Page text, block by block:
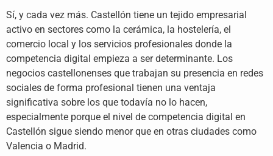
Sí, y cada vez más. Castellón tiene un tejido empresarial
activo en sectores como la cerámica, la hostelería, el
comercio local y los servicios profesionales donde la
competencia digital empieza a ser determinante. Los
negocios castellonenses que trabajan su presencia en redes
sociales de forma profesional tienen una ventaja
significativa sobre los que todavía no lo hacen,
especialmente porque el nivel de competencia digital en
Castellón sigue siendo menor que en otras ciudades como
Valencia o Madrid.